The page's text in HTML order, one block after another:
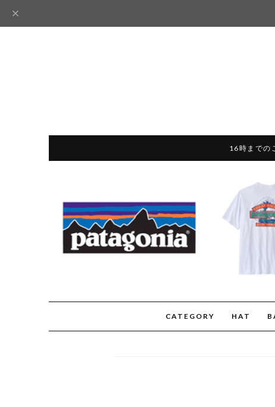
16時までの
CATEGORY HAT